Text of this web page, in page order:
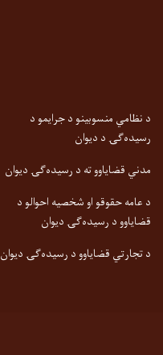
د نظامي منسوبینو د جرایمو د
رسیده‌ګۍ د دیوان
مدني قضایاوو ته د رسیده‌ګۍ دیوان
د عامه حقوقو او شخصیه احوالو د
قضایاوو د رسیده‌ګۍ دیوان
د تجارتي قضایاوو د رسیده‌ګۍ دیوان